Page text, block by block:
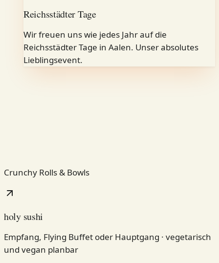
Reichsstädter Tage
Wir freuen uns wie jedes Jahr auf die
Reichsstädter Tage in Aalen. Unser absolutes
Lieblingsevent.